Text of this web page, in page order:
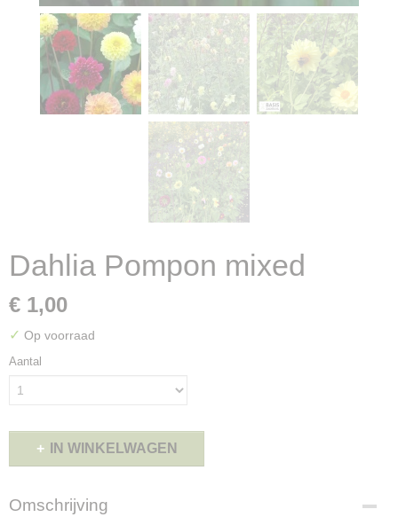
Dahlia Pompon mixed
€ 1,00
✓ Op voorraad
Aantal
IN WINKELWAGEN
Omschrijving